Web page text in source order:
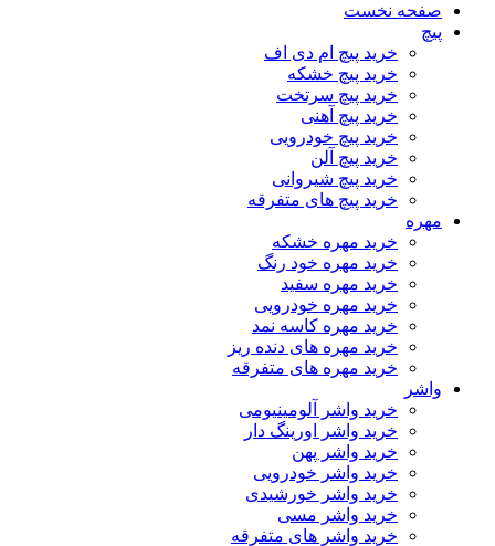
صفحه نخست
پیچ
خرید پیچ ام دی اف
خرید پیچ خشکه
خرید پیچ سرتخت
خرید پیچ آهنی
خرید پیچ خودرویی
خرید پیچ آلن
خرید پیچ شیروانی
خرید پیچ های متفرقه
مهره
خرید مهره خشکه
خرید مهره خود رنگ
خرید مهره سفید
خرید مهره خودرویی
خرید مهره کاسه نمد
خرید مهره های دنده ریز
خرید مهره های متفرقه
واشر
خرید واشر آلومینیومی
خرید واشر اورینگ دار
خرید واشر پهن
خرید واشر خودرویی
خرید واشر خورشیدی
خرید واشر مسی
خرید واشر های متفرقه